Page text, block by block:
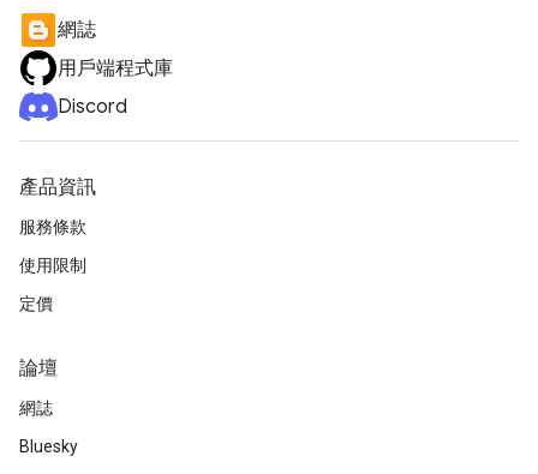
網誌
用戶端程式庫
Discord
產品資訊
服務條款
使用限制
定價
論壇
網誌
Bluesky